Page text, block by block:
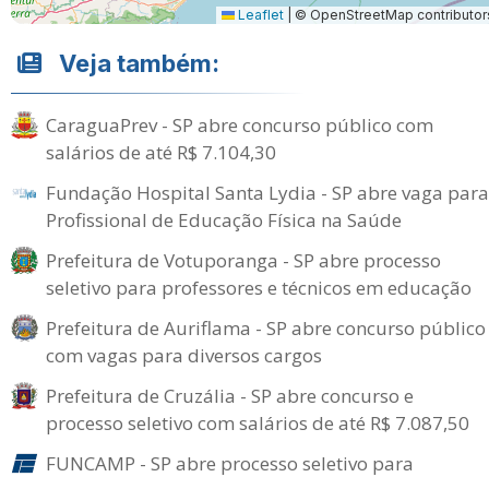
Leaflet © OpenStreetMap
Veja também:
CaraguaPrev - SP abre concurso público com
salários de até R$ 7.104,30
Fundação Hospital Santa Lydia - SP abre vaga para
Profissional de Educação Física na Saúde
Prefeitura de Votuporanga - SP abre processo
seletivo para professores e técnicos em educação
Prefeitura de Auriflama - SP abre concurso público
com vagas para diversos cargos
Prefeitura de Cruzália - SP abre concurso e
processo seletivo com salários de até R$ 7.087,50
FUNCAMP - SP abre processo seletivo para